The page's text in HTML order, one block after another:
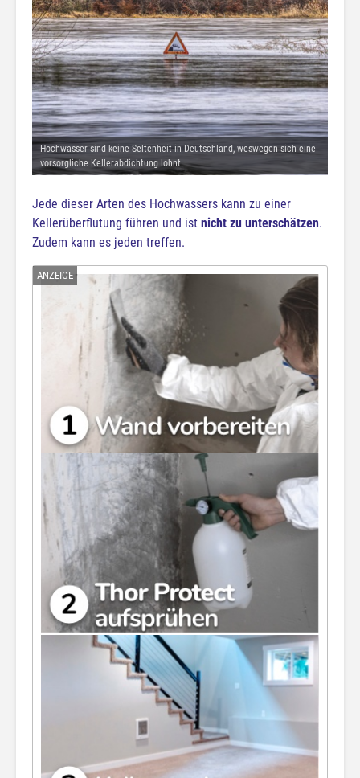
Hochwasser sind keine Seltenheit in Deutschland, weswegen sich eine
vorsorgliche Kellerabdichtung lohnt.
Jede dieser Arten des Hochwassers kann zu einer
Kellerüberflutung führen und ist nicht zu unterschätzen.
Zudem kann es jeden treffen.